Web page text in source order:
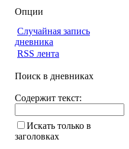
Опции
Случайная запись
дневника
RSS лента
Поиск в дневниках
Содержит текст:
Искать только в
заголовках